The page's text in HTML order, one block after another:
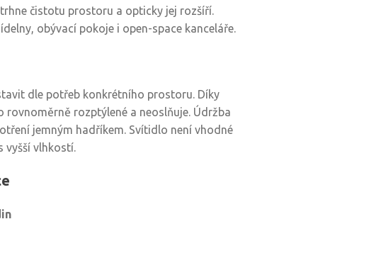
čistotu prostoru a opticky jej rozšíří.
obývací pokoje i open-space kanceláře.
dle potřeb konkrétního prostoru. Díky
rozptýlené a neoslňuje. Údržba
jemným hadříkem. Svítidlo není vhodné
vyšší vlhkostí.